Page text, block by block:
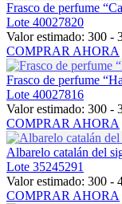
Frasco de perfume
Lote 40027820
Valor estimado: 300 -
COMPRAR AHORA
Frasco de perfume
Lote 40027816
Valor estimado: 300 -
COMPRAR AHORA
Albarelo catalán del
Lote 35245291
Valor estimado: 300 -
COMPRAR AHORA